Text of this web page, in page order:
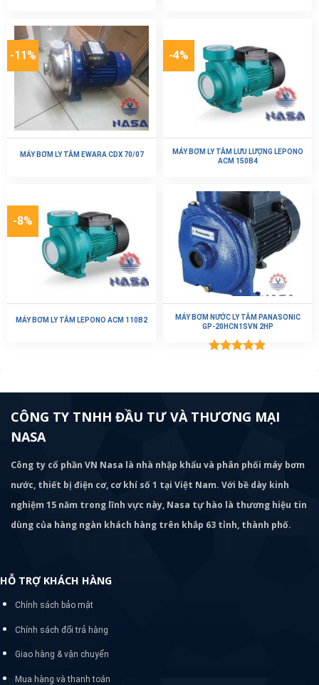
-11%
MÁY BƠM LY TÂM EWARA CDX 70/07
-4%
MÁY BƠM LY TÂM LƯU LƯỢNG LEPONO
ACM 150B4
-8%
MÁY BƠM LY TÂM LEPONO ACM 110B2
MÁY BƠM NƯỚC LY TÂM PANASONIC
GP-20HCN1SVN 2HP
CÔNG TY TNHH ĐẦU TƯ VÀ THƯƠNG MẠI
NASA
Công ty cổ phần VN Nasa là nhà nhập khẩu và phân phối máy bơm
nước, thiết bị điện cơ, cơ khí số 1 tại Việt Nam. Với bề dày kinh
nghiệm 15 năm trong lĩnh vực này, Nasa tự hào là thương hiệu tin
dùng của hàng ngàn khách hàng trên khắp 63 tỉnh, thành phố.
HỖ TRỢ KHÁCH HÀNG
Chính sách bảo mật
Chính sách đổi trả hàng
Giao hàng & vận chuyển
Mua hàng và thanh toán